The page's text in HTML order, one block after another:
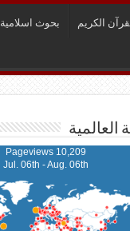
الكريم بحوث اسلامية
العالمية
10,209 Pageviews
Jul. 06th - Aug. 06th